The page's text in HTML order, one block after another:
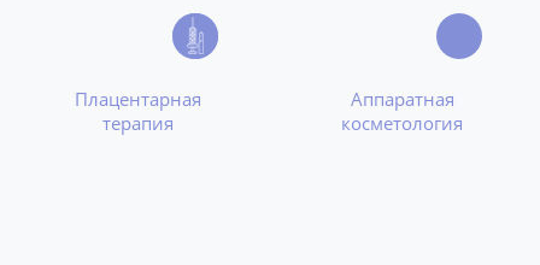
Плацентарная
терапия
Аппаратная
косметология